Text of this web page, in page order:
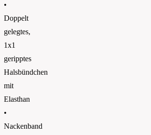
•
Doppelt
gelegtes,
1x1
geripptes
Halsbündchen
mit
Elasthan
•
Nackenband